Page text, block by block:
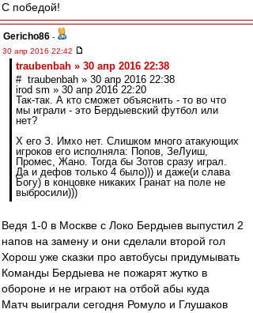
С победой!
Gericho86 -
30 апр 2016 22:42
traubenbah » 30 апр 2016 22:38
# traubenbah » 30 апр 2016 22:38
irod sm » 30 апр 2016 22:20
Так-так. А кто сможет объяснить - то во что
мы играли - это Бердыевский футбол или
нет?
Х его З. Имхо нет. Слишком много атакующих
игроков его исполняла: Попов, ЗеЛуиш,
Промес, Жано. Тогда бы Зотов сразу играл.
Да и дефов только 4 было))) и даже(и слава
Богу) в концовке никаких Гранат на поле не
выбросили)))
Ведя 1-0 в Москве с Локо Бердыев выпустил 2
напов на замену и они сделали второй гол
Хорош уже сказки про автобусы придумывать
Команды Бердыева не пожарят жутко в
обороне и не играют на отбой абы куда
Матч выиграли сегодня Ромуло и Глушаков